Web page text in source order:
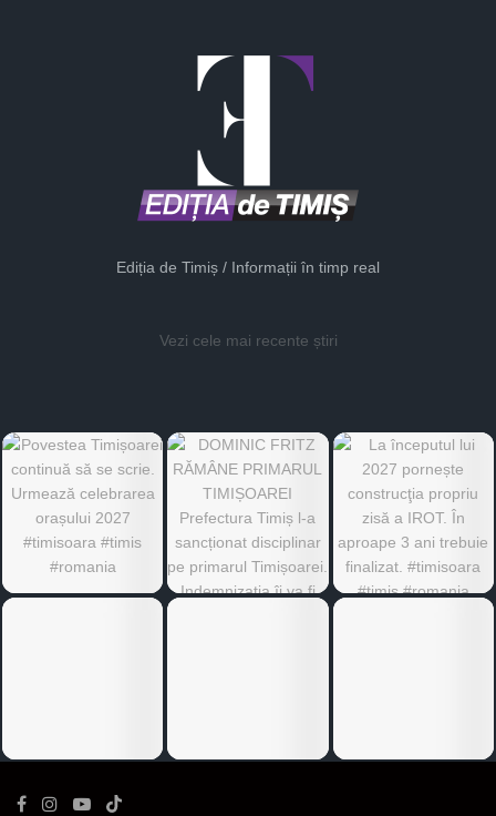
Ediția de Timiș / Informații în timp real
Vezi cele mai recente știri